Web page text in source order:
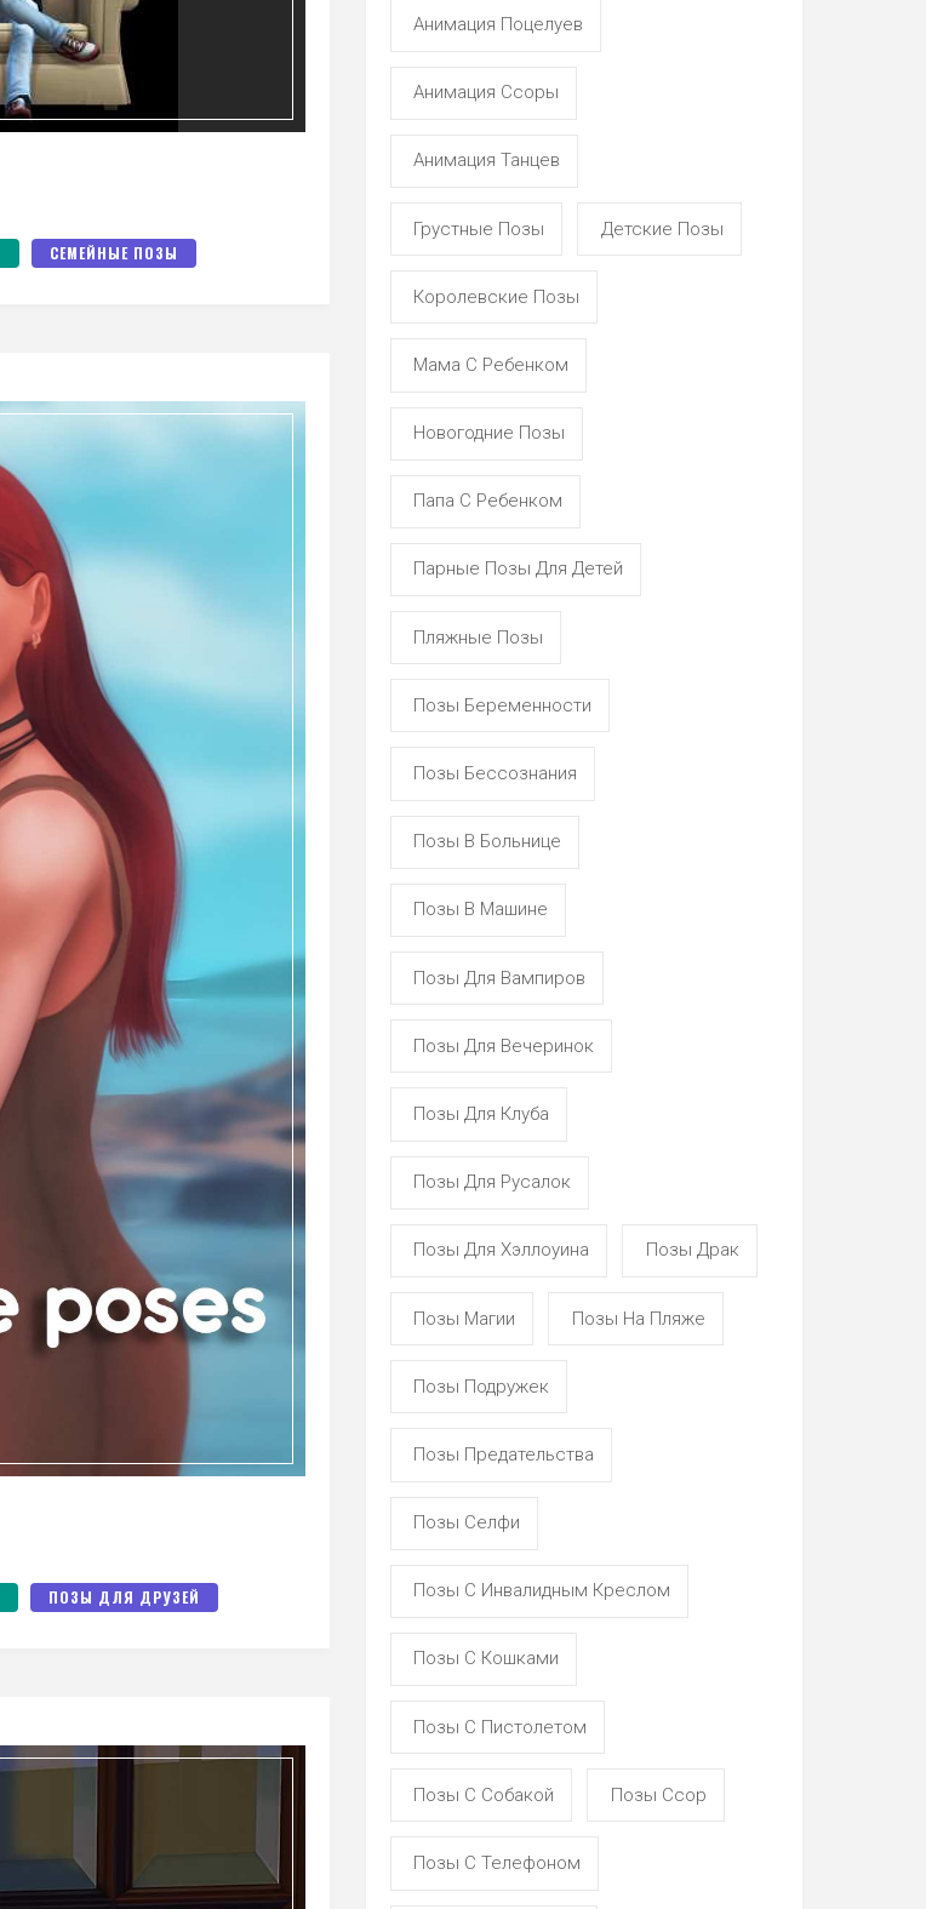
СЕМЕЙНЫЕ ПОЗЫ
ПОЗЫ ДЛЯ ДРУЗЕЙ
Анимация Поцелуев
Анимация Ссоры
Анимация Танцев
Грустные Позы Детские Позы
Королевские Позы
Мама С Ребенком
Новогодние Позы
Папа С Ребенком
Парные Позы Для Детей
Пляжные Позы
Позы Беременности
Позы Бессознания
Позы В Больнице
Позы В Машине
Позы Для Вампиров
Позы Для Вечеринок
Позы Для Клуба
Позы Для Русалок
Позы Для Хэллоуина Позы Драк
Позы Магии Позы На Пляже
Позы Подружек
Позы Предательства
Позы Селфи
Позы С Инвалидным Креслом
Позы С Кошками
Позы С Пистолетом
Позы С Собакой Позы Ссор
Позы С Телефоном